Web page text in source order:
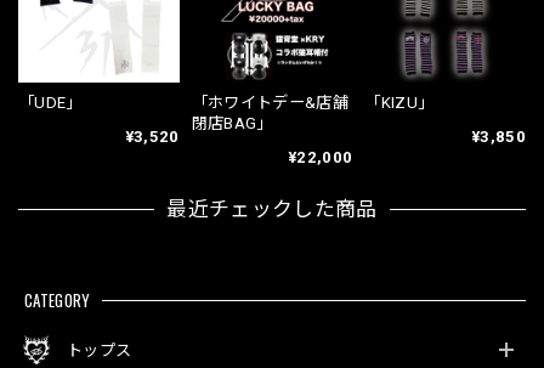
「UDE」
¥3,520
「ホワイトデー&店舗
閉店BAG」
¥22,000
「KIZU」
¥3,850
最近チェックした商品
CATEGORY
トップス